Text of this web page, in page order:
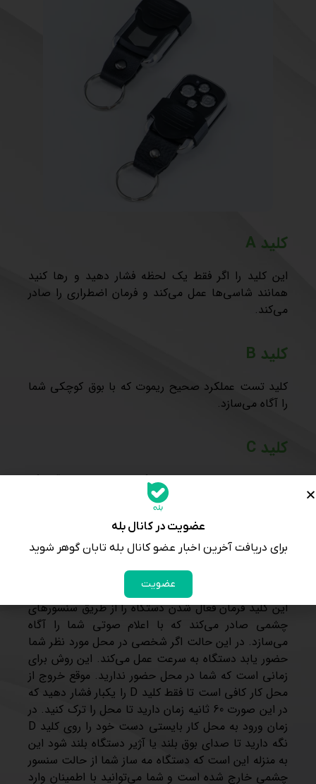
کلید A
این کلید را اگر فقط یک لحظه فشار دهید و رها کنید
همانند شاسی‌ها عمل می‌کند و فرمان اضطراری را صادر
می‌کند.
کلید B
کلید تست عملکرد صحیح ریموت که با بوق کوچکی شما
را آگاه می‌سازد.
کلید C
این کلید را به هر میزان که انگشت خود را روی آن نگه
دارید، پاشش انجام می‌دهد. یعنی زمان فشار دادن دکمه
مساوی است با میزان پاشش مه و حداقل نیم ثانیه باید
این کلید فرمان فعال شدن دستگاه را از طریق سنسورهای
چشمی صادر می‌کند که با اعلام صوتی شما را آگاه
می‌سازد. در این حالت اگر شخصی در محل مورد نظر شما
حضور یابد دستگاه به سرعت عمل می‌کند. این روش برای
زمانی است که شما در محل حضور ندارید. موقع خروج از
محل کار کافی است تا فقط کلید D را یکبار فشار دهید که
در این صورت 60 ثانیه زمان دارید تا محل را ترک کنید. در
زمان ورود به محل کار بایستی دست خود را روی کلید D
نگه دارید تا صدای بوق بلند یا آژیر دستگاه بلند شود این
به منزله این است که دستگاه مه ساز شما از حالت سنسور
چشمی خارج شده است و شما می‌توانید با اطمینان وارد
عضویت در کانال بله
برای دریافت آخرین اخبار عضو کانال بله تابان گوهر شوید
عضویت